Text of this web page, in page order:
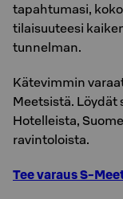
tapahtumasi,
tilaisuuteesi
tunnelman.
Kätevimmin
Meetsistä. Löydät
Hotelleista,
ravintoloista.
Tee varaus S-